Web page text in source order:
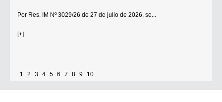
Por Res. IM Nº 3029/26 de 27 de julio de 2026, se...
[+]
1 2 3 4 5 6 7 8 9 10